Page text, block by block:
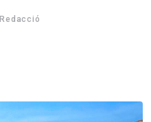
Redacció